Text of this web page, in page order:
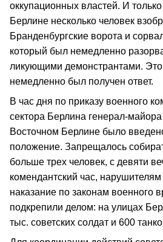
оккупационных властей. И
Берлине несколько человек
Бранденбургские ворота и
который был немедленно
ликующими демонстрантами.
немедленно был получен ответ.
В час дня по приказу военного
сектора Берлина генерал-
Восточном Берлине было
положение. Запрещалось
больше трех человек, с девяти
комендантский час, нарушителям
наказание по законам военного
подкрепили делом: на улицах
тыс. советских солдат и 600